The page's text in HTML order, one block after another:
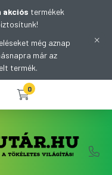
akciós termékek
még aznap
már az
termék.
0